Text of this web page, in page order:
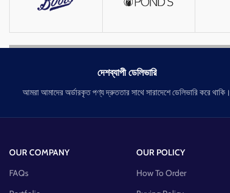
দেশব্যাপী ডেলিভারি
আমরা আমাদের অর্ডারকৃত পণ্য দ্রুততার সাথে সারাদেশে ডেলিভারি করে থাকি।
OUR COMPANY
FAQs
OUR POLICY
How To Order